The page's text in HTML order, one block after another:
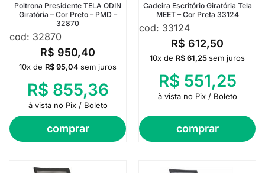
Poltrona Presidente TELA ODIN
Giratória – Cor Preto – PMD –
32870
cod: 32870
R$ 950,40
comprar
10x de R$95,04 sem juros
R$ 855,36
à vista no Pix / Boleto
Cadeira Escritório Giratória Tela
MEET – Cor Preta 33124
cod: 33124
R$ 612,50
comprar
10x de R$61,25sem juros
R$ 551,25
à vista no Pix / Boleto